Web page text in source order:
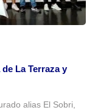
La Terraza y
alias El Sobri,